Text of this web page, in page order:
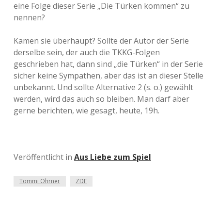
eine Folge dieser Serie „Die Türken kommen“ zu
nennen?
Kamen sie überhaupt? Sollte der Autor der Serie
derselbe sein, der auch die TKKG-Folgen
geschrieben hat, dann sind „die Türken“ in der Serie
sicher keine Sympathen, aber das ist an dieser Stelle
unbekannt. Und sollte Alternative 2 (s. o.) gewählt
werden, wird das auch so bleiben. Man darf aber
gerne berichten, wie gesagt, heute, 19h.
Veröffentlicht in Aus Liebe zum Spiel
Tommi Ohrner ZDF